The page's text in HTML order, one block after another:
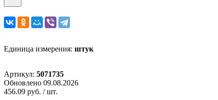
Единица измерения: штук
Артикул: 5071735
Обновлено 09.08.2026
456.09 руб. / шт.